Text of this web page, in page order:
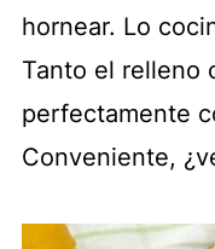
hornear. Lo
Tanto el relleno
perfectamente
Conveniente,